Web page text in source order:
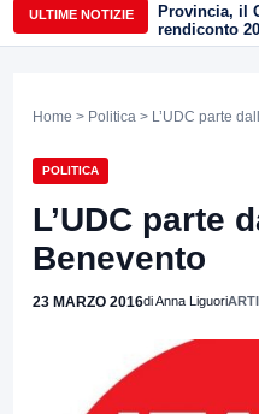
ULTIME NOTIZIE
Provincia, il
rendiconto
priorità del
Home > Politica > L’UDC parte
POLITICA
L’UDC parte
Benevento
23 MARZO 2016di Anna Liguori